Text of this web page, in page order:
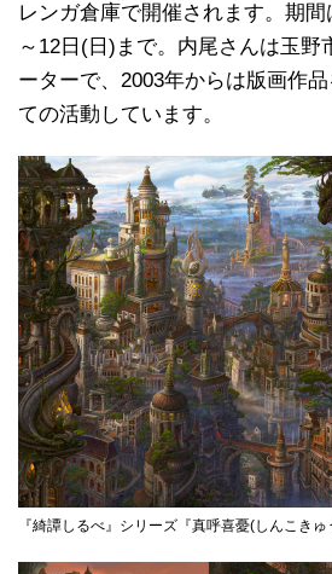
レンガ倉庫で開催されます。期
～12日(日)まで。内尾さんは玉野
ーターで、2003年からは版画作
ての活動しています。
『綺譚しるべ』シリーズ『真呼喜憂(しんこき